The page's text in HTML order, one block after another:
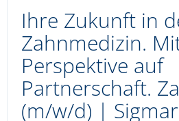
Ihre Zukunft in
Zahnmedizin.
Perspektive auf
Partnerschaft.
(m/w/d) |